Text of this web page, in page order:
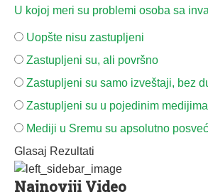
U kojoj meri su problemi osoba sa
Uopšte nisu zastupljeni
Zastupljeni su, ali površno
Zastupljeni su samo izveštaji, bez
Zastupljeni su u pojedinim medijima
Mediji u Sremu su apsolutno
Glasaj Rezultati
Najnoviji Video